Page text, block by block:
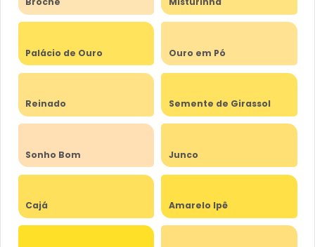
Palácio de Ouro Ouro em Pó
Reinado Semente de Girassol
Sonho Bom Junco
Cajá Amarelo Ipê